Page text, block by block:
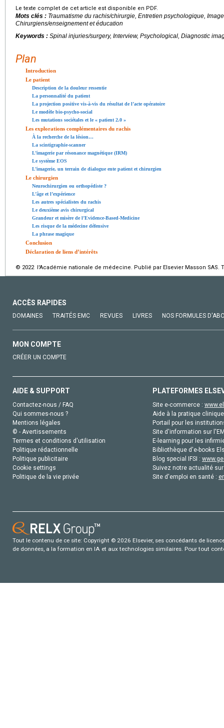
Le texte complet de cet article est disponible en PDF.
Mots clés : Traumatisme du rachis/chirurgie, Entretien psychologique,
Chirurgiens/enseignement et éducation
Keywords : Spinal injuries/surgery, Interview, Psychological, Diagnostic
Plan
Introduction
Le patient
Description de la douleur ressentie
La personnalité du patient
La projection positive vis-à-vis du résultat de l’acte opératoire
Le modèle bio-psycho-social
Les mutations sociétales et le « patient 2.0 »
Les explorations complémentaires du rachis
À la recherche de la lésion…
La scintigraphie-scanner
L’imagerie par résonance magnétique (IRM)
Le système EOS
L’imagerie, un terrain de dialogue ente patient et chirurgien
Le chirurgien
Neurochirurgien ou orthopédiste ?
L’âge et l’expérience
Les autres spécialistes du rachis
Le deuxième avis chirurgical
Grandeur et misère de l’Evidence-Based-Medicine
Les risque de la médecine défensive
La phrase magique
Conclusion
Déclaration de liens d’intérêts
© 2022 l'Académie nationale de médecine. Publié par Elsevier Masson SAS.
ACCÈS RAPIDES
DOMAINES TRAITÉS EMC REVUES LIVRES NOS FORMULES
MON COMPTE
CRÉER UN COMPTE
AIDE & SUPPORT
Contactez-nous / FAQ
Qui sommes-nous ?
Mentions légales
© - Avertissements
Termes et conditions d'utilisation
Politique rédactionnelle
Politique publicitaire
Cookie settings
Politique de la vie privée
PLATEFORMES
Site e-commerce :
Aide à la pratique
Portail pour les
Site d'information sur
E-learning pour les
Bibliothèque d'e-books
Blog special IFSI :
Suivez notre actualité
Site d'emploi en santé :
Tout le contenu de ce site: Copyright © 2026 Elsevier, ses concédants de
de données, a la formation en IA et aux technologies similaires. Pour tout